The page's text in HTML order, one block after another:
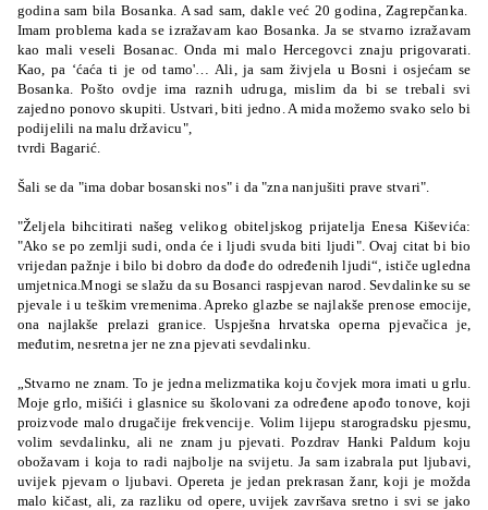
godina sam bila Bosanka. A sad sam, dakle već 20 godina, Zagrepčanka.
Imam problema kada se izražavam kao Bosanka. Ja se stvarno izražavam
kao mali veseli Bosanac. Onda mi malo Hercegovci znaju prigovarati.
Kao, pa ‘ćaća ti je od tamo'… Ali, ja sam živjela u Bosni i osjećam se
Bosanka. Pošto ovdje ima raznih udruga, mislim da bi se trebali svi
zajedno ponovo skupiti. Ustvari, biti jedno. A mida možemo svako selo bi
podijelili na malu državicu",
tvrdi Bagarić.
Šali se da "ima dobar bosanski nos" i da "zna nanjušiti prave stvari".
"Željela bihcitirati našeg velikog obiteljskog prijatelja Enesa Kiševića:
"Ako se po zemlji sudi, onda će i ljudi svuda biti ljudi". Ovaj citat bi bio
vrijedan pažnje i bilo bi dobro da dođe do određenih ljudi“, ističe ugledna
umjetnica.Mnogi se slažu da su Bosanci raspjevan narod. Sevdalinke su se
pjevale i u teškim vremenima. Apreko glazbe se najlakše prenose emocije,
ona najlakše prelazi granice. Uspješna hrvatska operna pjevačica je,
međutim, nesretna jer ne zna pjevati sevdalinku.
„Stvarno ne znam. To je jedna melizmatika koju čovjek mora imati u grlu.
Moje grlo, mišići i glasnice su školovani za određene apođo tonove, koji
proizvode malo drugačije frekvencije. Volim lijepu starogradsku pjesmu,
volim sevdalinku, ali ne znam ju pjevati. Pozdrav Hanki Paldum koju
obožavam i koja to radi najbolje na svijetu. Ja sam izabrala put ljubavi,
uvijek pjevam o ljubavi. Opereta je jedan prekrasan žanr, koji je možda
malo kičast, ali, za razliku od opere, uvijek završava sretno i svi se jako